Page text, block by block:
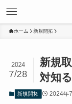
ホーム 新規開拓
新規
対知
2024
7/28
新規開拓 2024年